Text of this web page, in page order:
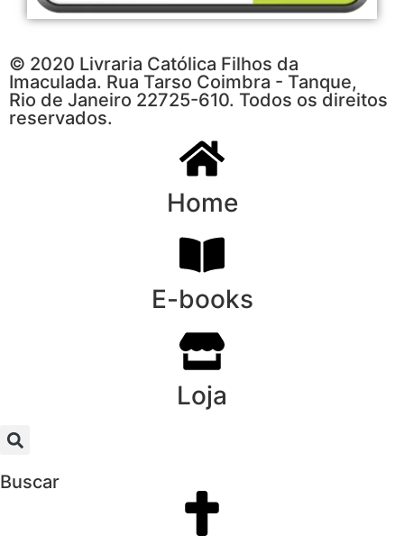
© 2020 Livraria Católica Filhos da
Imaculada. Rua Tarso Coimbra - Tanque,
Rio de Janeiro 22725-610. Todos os direitos
reservados.
Home
E-books
Loja
Buscar